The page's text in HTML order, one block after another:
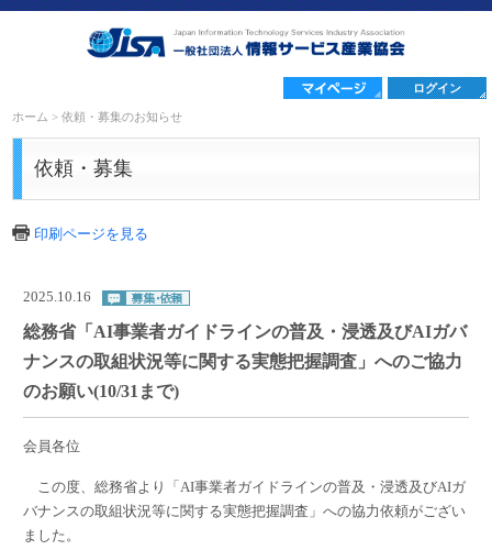
ログイン
ホーム >依頼・募集のお知らせ
依頼・募集
印刷ページを見る
2025.10.16
総務省「AI事業者ガイドラインの普及・浸透及びAIガバ
ナンスの取組状況等に関する実態把握調査」へのご協力
のお願い(10/31まで)
会員各位
この度、総務省より「AI事業者ガイドラインの普及・浸透及びAIガ
バナンスの取組状況等に関する実態把握調査」への協力依頼がござい
ました。